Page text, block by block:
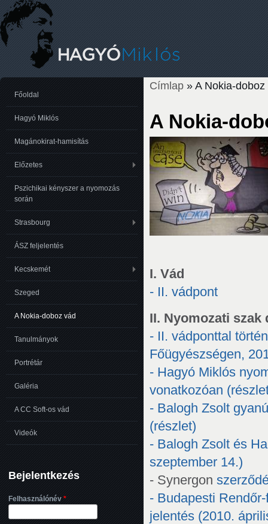
Címlap » A Nokia-doboz
A Nokia-
I. Vád
- II. vádpont
II. Nyomozati szak
- II. vádponttal
Főügyészségen,
- Hagyó Miklós
vonatkozóan
- Balogh Zsolt
(részlet)
- Balogh Zsolt és
szeptember 14.)
- Synergon
- Budapesti
jelentés (2010.
Főoldal
Hagyó Miklós
Magánokirat-hamisítás
Előzetes
Pszichikai kényszer a nyomozás
során
Strasbourg
ÁSZ feljelentés
Kecskemét
Szeged
A Nokia-doboz vád
Tanulmányok
Portrétár
Galéria
A CC Soft-os vád
Videók
Bejelentkezés
Felhasználónév *